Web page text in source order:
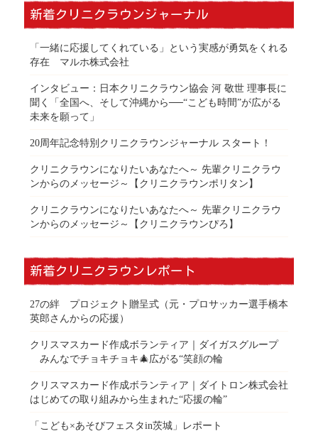
新着クリニクラウンジャーナル
「一緒に応援してくれている」という実感が勇気をくれる
存在 マルホ株式会社
インタビュー：日本クリニクラウン協会 河 敬世 理事長に
聞く「全国へ、そして沖縄から──“こども時間”が広がる
未来を願って」
20周年記念特別クリニクラウンジャーナル スタート！
クリニクラウンになりたいあなたへ～ 先輩クリニクラウ
ンからのメッセージ～【クリニクラウンポリタン】
クリニクラウンになりたいあなたへ～ 先輩クリニクラウ
ンからのメッセージ～【クリニクラウンぴろ】
新着クリニクラウンレポート
27の絆 プロジェクト贈呈式（元・プロサッカー選手橋本
英郎さんからの応援）
クリスマスカード作成ボランティア｜ダイガスグループ
みんなでチョキチョキ🎄広がる“笑顔の輪
クリスマスカード作成ボランティア｜ダイトロン株式会社
はじめての取り組みから生まれた“応援の輪”
「こども×あそびフェスタin茨城」レポート